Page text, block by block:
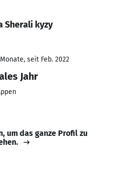
Sherali kyzy
seit Feb. 2022
Jahr
um das ganze Profil zu